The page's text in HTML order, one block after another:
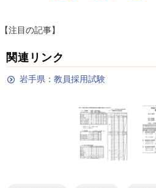
【注目の記事】
関連リンク
岩手県：教員採用試験